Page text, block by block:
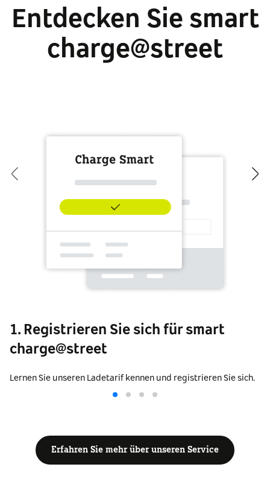
Entdecken Sie smart
charge@street
1. Registrieren Sie sich für smart
charge@street
Lernen Sie unseren Ladetarif kennen und registrieren Sie sich.
Erfahren Sie mehr über unseren Service